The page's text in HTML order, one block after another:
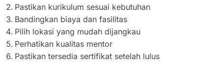
Pastikan kurikulum sesuai kebutuhan
Bandingkan biaya dan fasilitas
Pilih lokasi yang mudah dijangkau
Perhatikan kualitas mentor
Pastikan tersedia sertifikat setelah lulus